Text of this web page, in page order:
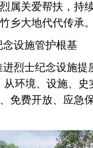
属关爱帮扶，持
乡大地代代传承
设施管护根基
烈士纪念设施提
环境、设施、
免费开放、应急